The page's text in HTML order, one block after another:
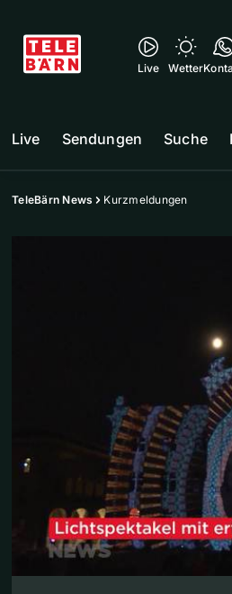
Live Wetter
Live Sendungen Suche
TeleBärn News Kurzmeldungen